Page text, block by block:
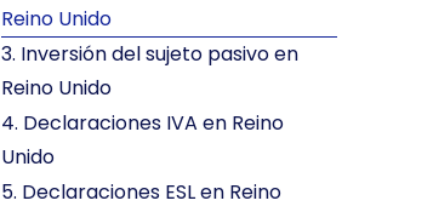
Reino Unido
3. Inversión del sujeto pasivo en
Reino Unido
4. Declaraciones IVA en Reino
Unido
5. Declaraciones ESL en Reino